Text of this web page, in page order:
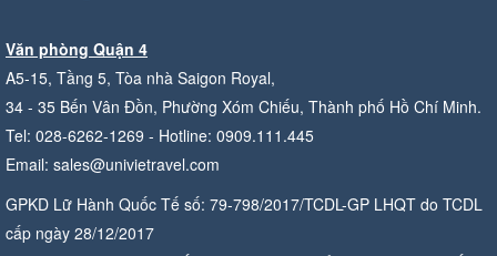
Văn phòng Quận 4
A5-15, Tầng 5, Tòa nhà Saigon Royal,
34 - 35 Bến Vân Đồn, Phường Xóm Chiếu, Thành phố Hồ Chí Minh.
Tel: 028-6262-1269 - Hotline: 0909.111.445
Email: sales@univietravel.com
GPKD Lữ Hành Quốc Tế số: 79-798/2017/TCDL-GP LHQT do TCDL
cấp ngày 28/12/2017